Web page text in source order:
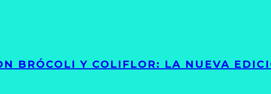
BRÓCOLI Y COLIFLOR: LA NUEVA